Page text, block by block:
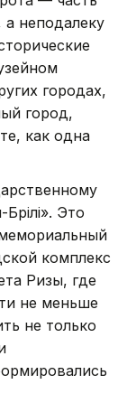
неподалеку
городах,
город,
как одна
Это
комплекс
Ризы, где
не меньше
не только